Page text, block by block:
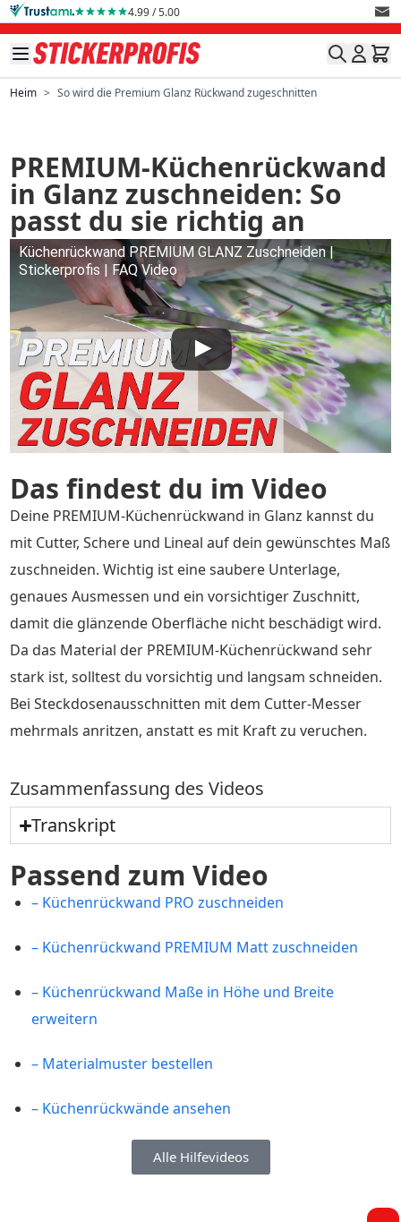
Direkt zum Inhalt 4.99 / 5.00
Heim > So wird die Premium Glanz Rückwand zugeschnitten
PREMIUM-Küchenrückwand
in Glanz zuschneiden: So
passt du sie richtig an
Küchenrückwand PREMIUM GLANZ Zuschneiden |
Stickerprofis | FAQ Video
Das findest du im Video
Deine PREMIUM-Küchenrückwand in Glanz kannst du
mit Cutter, Schere und Lineal auf dein gewünschtes Maß
zuschneiden. Wichtig ist eine saubere Unterlage,
genaues Ausmessen und ein vorsichtiger Zuschnitt,
damit die glänzende Oberfläche nicht beschädigt wird.
Da das Material der PREMIUM-Küchenrückwand sehr
stark ist, solltest du vorsichtig und langsam schneiden.
Bei Steckdosenausschnitten mit dem Cutter-Messer
mehrmals anritzen, anstatt es mit Kraft zu veruchen.
Zusammenfassung des Videos
Transkript
Passend zum Video
– Küchenrückwand PRO zuschneiden
– Küchenrückwand PREMIUM Matt zuschneiden
– Küchenrückwand Maße in Höhe und Breite
erweitern
– Materialmuster bestellen
– Küchenrückwände ansehen
Alle Hilfevideos